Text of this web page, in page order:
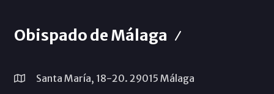
Obispado de Málaga
Santa María, 18-20. 29015 Málaga